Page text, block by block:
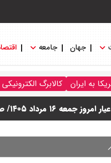
جهان جامعه
به ایران کالابرگ الکترونیکی
۱۴۰۵ اعلام شد + جدول
۱۴۰۵ اعلام شد/ کاهش قیمت سکه
/ نفت صعودی شد + جدول